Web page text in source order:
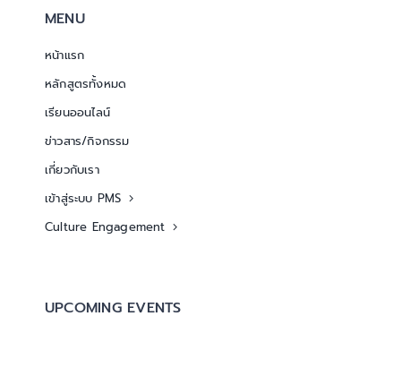
MENU
หน้าแรก
หลักสูตรทั้งหมด
เรียนออนไลน์
ข่าวสาร/กิจกรรม
เกี่ยวกับเรา
เข้าสู่ระบบ PMS
Culture Engagement
UPCOMING EVENTS